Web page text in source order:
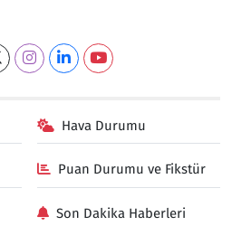
Hava Durumu
Puan Durumu ve Fikstür
Son Dakika Haberleri